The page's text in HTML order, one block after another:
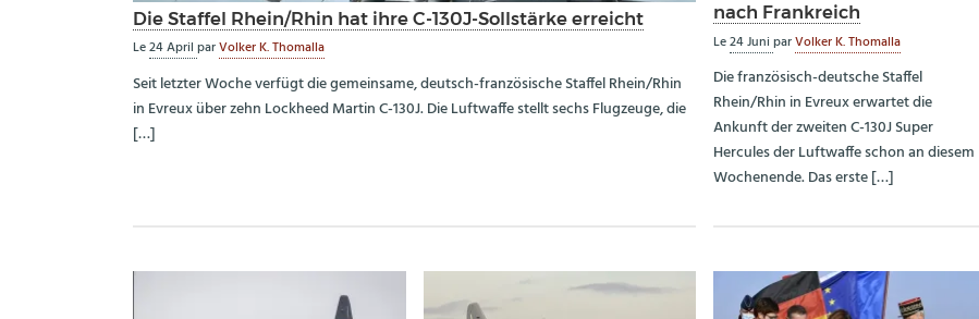
Die Staffel Rhein/Rhin hat ihre C-130J-Sollstärke erreicht
Le24 April parVolker K. Thomalla
Seit letzter Woche verfügt die gemeinsame, deutsch-französische Staffel Rhein/Rhin
in Evreux über zehn Lockheed Martin C-130J. Die Luftwaffe stellt sechs Flugzeuge, die
[…]
nach Frankreich
Le24 JuniparVolker K. Thomalla
Die französisch-deutsche Staffel
Rhein/Rhin in Evreux erwartet die
Ankunft der zweiten C-130J Super
Hercules der Luftwaffe schon an diesem
Wochenende. Das erste […]